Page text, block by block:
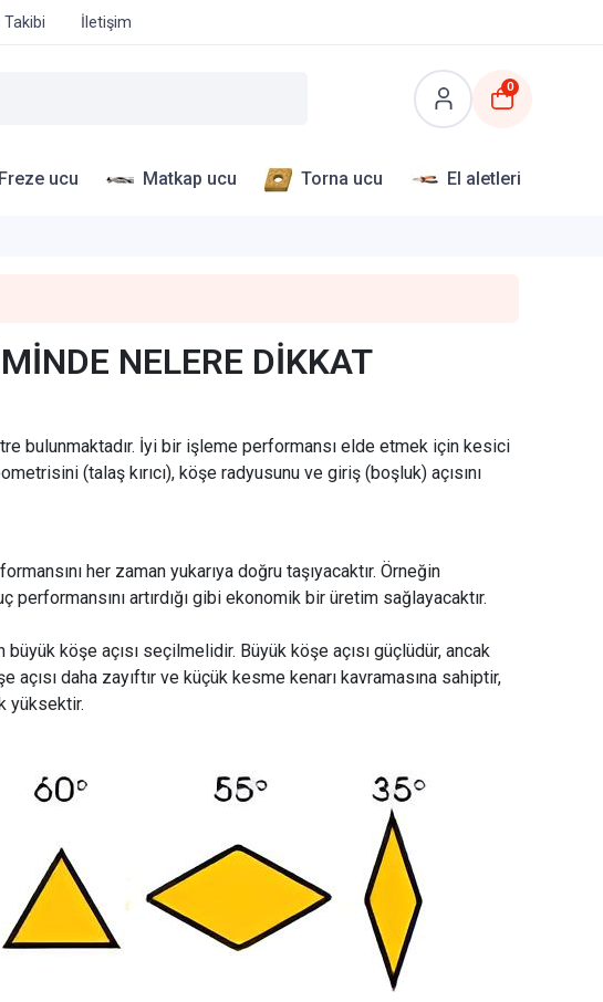
İletişim
0
Freze ucu Matkap ucu Torna ucu El aletleri
NELERE DİKKAT
bulunmaktadır. İyi bir işleme performansı elde etmek için kesici
(talaş kırıcı), köşe radyusunu ve giriş (boşluk) açısını
her zaman yukarıya doğru taşıyacaktır. Örneğin
artırdığı gibi ekonomik bir üretim sağlayacaktır.
köşe açısı seçilmelidir. Büyük köşe açısı güçlüdür, ancak
daha zayıftır ve küçük kesme kenarı kavramasına sahiptir,
yüksektir.